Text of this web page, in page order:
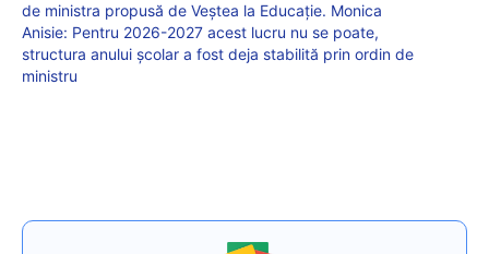
de ministra propusă de Veștea la Educație. Monica
Anisie: Pentru 2026-2027 acest lucru nu se poate,
structura anului școlar a fost deja stabilită prin ordin de
ministru